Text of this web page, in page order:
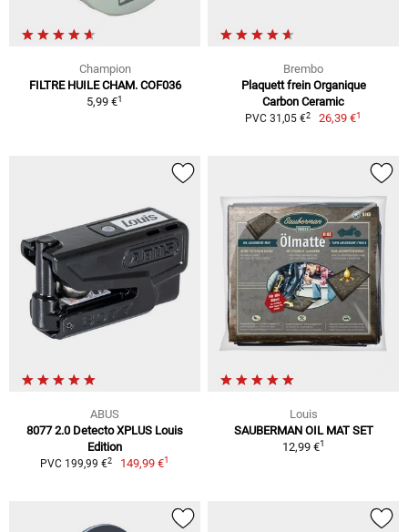
Champion
FILTRE HUILE CHAM. COF036
5,99 €1
Brembo
Plaquett frein Organique
Carbon Ceramic
PVC 31,05 €2 26,39 €1
ABUS
8077 2.0 Detecto XPLUS Louis
Edition
PVC 199,99 €2 149,99 €1
Louis
SAUBERMAN OIL MAT SET
12,99 €1